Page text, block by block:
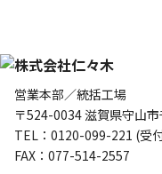
株式会社仁々木
営業本部／統括工場
〒524-0034 滋賀県守山
TEL：0120-099-221 (受
FAX：077-514-2557